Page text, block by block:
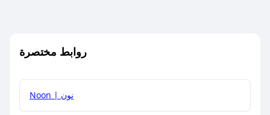
روابط مختصرة
Noon | نون